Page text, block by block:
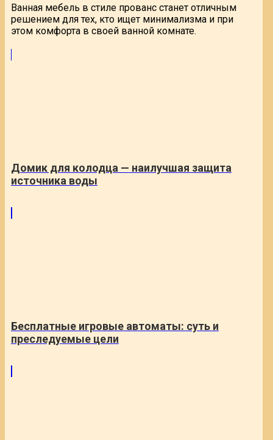
Ванная мебель в стиле прованс станет отличным
решением для тех, кто ищет минимализма и при
этом комфорта в своей ванной комнате.
Домик для колодца — наилучшая защита
источника воды
Бесплатные игровые автоматы: суть и
преследуемые цели